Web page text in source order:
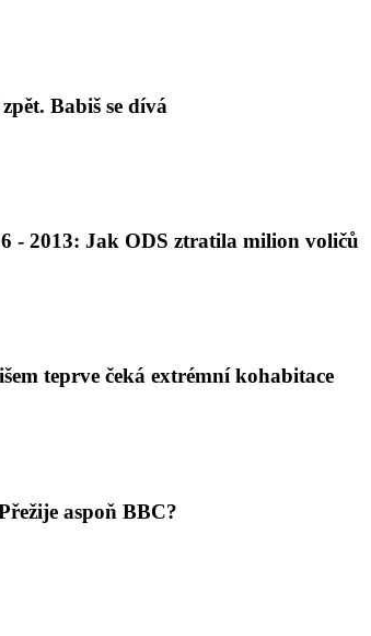
Babiš se dívá
- 2013: Jak ODS ztratila milion voličů
teprve čeká extrémní kohabitace
aspoň BBC?